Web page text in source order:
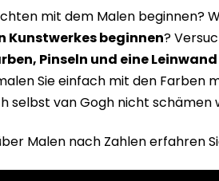
mit dem Malen beginnen?
Kunstwerkes beginnen?
Pinseln und eine Leinwand
Sie einfach mit den Farben
selbst van Gogh nicht schämen
Malen nach Zahlen erfahren